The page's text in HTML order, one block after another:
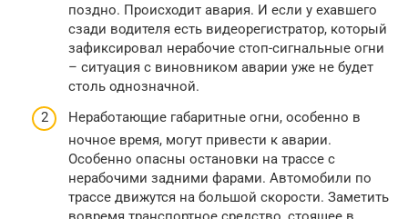
поздно. Происходит авария. И если у ехавшего
сзади водителя есть видеорегистратор, который
зафиксировал нерабочие стоп-сигнальные огни
– ситуация с виновником аварии уже не будет
столь однозначной.
Неработающие габаритные огни, особенно в
ночное время, могут привести к аварии.
Особенно опасны остановки на трассе с
нерабочими задними фарами. Автомобили по
трассе движутся на большой скорости. Заметить